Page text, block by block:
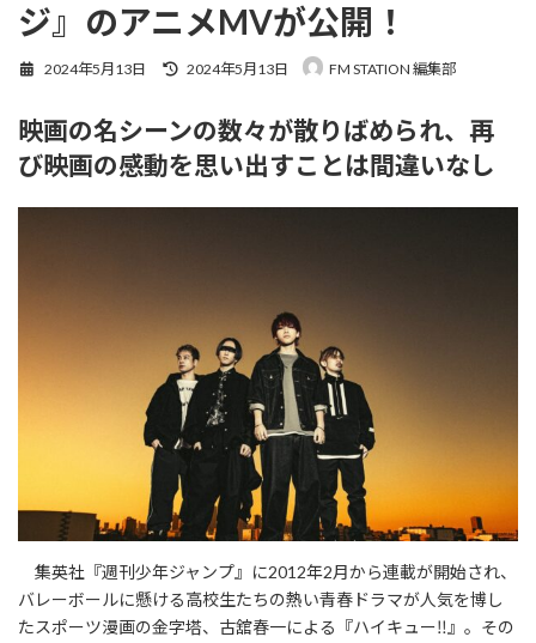
ジ』のアニメMVが公開！
2024年5月13日
最
新
日
時
2024年5月13日 FM STATION 編集部
映画の名シーンの数々が散りばめられ、再
び映画の感動を思い出すことは間違いなし
集英社『週刊少年ジャンプ』に2012年2月から連載が開始され、
バレーボールに懸ける高校生たちの熱い青春ドラマが人気を博し
たスポーツ漫画の金字塔、古舘春一による『ハイキュー‼』。その